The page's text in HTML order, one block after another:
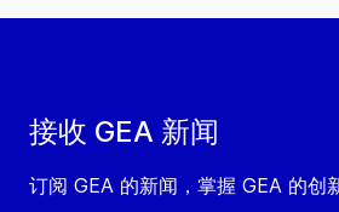
接收 GEA 新闻
订阅 GEA 的新闻，掌握 GEA 的创